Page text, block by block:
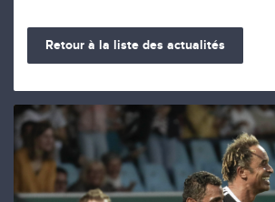
Retour à la liste des actualités